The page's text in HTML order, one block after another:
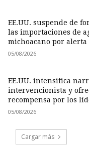
EE.UU. suspende de
las importaciones de
michoacano por
05/08/2026
EE.UU. intensifica
intervencionista y
recompensa por los
05/08/2026
Cargar más